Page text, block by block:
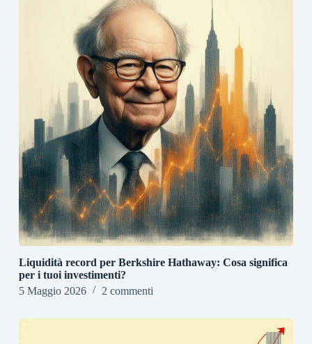
Liquidità record per Berkshire Hathaway: Cosa significa
per i tuoi investimenti?
5 Maggio 2026
2 commenti